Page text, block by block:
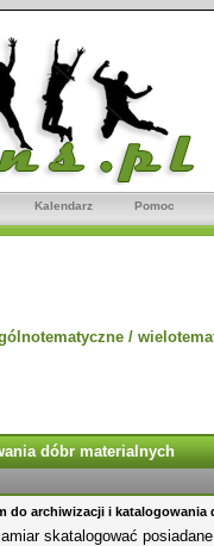
Kalendarz Pomoc
/
dóbr materialnych
do archiwizacji i katalogowania
skatalogować